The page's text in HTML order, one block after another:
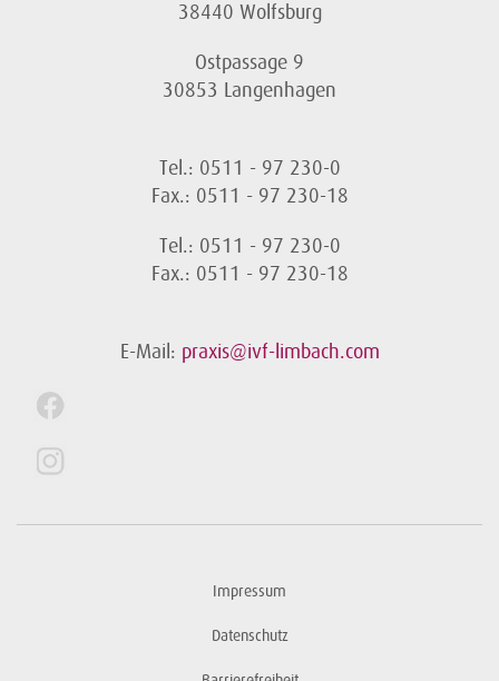
38440 Wolfsburg
Ostpassage 9
30853 Langenhagen
Tel.: 0511 - 97 230-0
Fax.: 0511 - 97 230-18
Tel.: 0511 - 97 230-0
Fax.: 0511 - 97 230-18
E-Mail: praxis@ivf-limbach.com
Impressum
Datenschutz